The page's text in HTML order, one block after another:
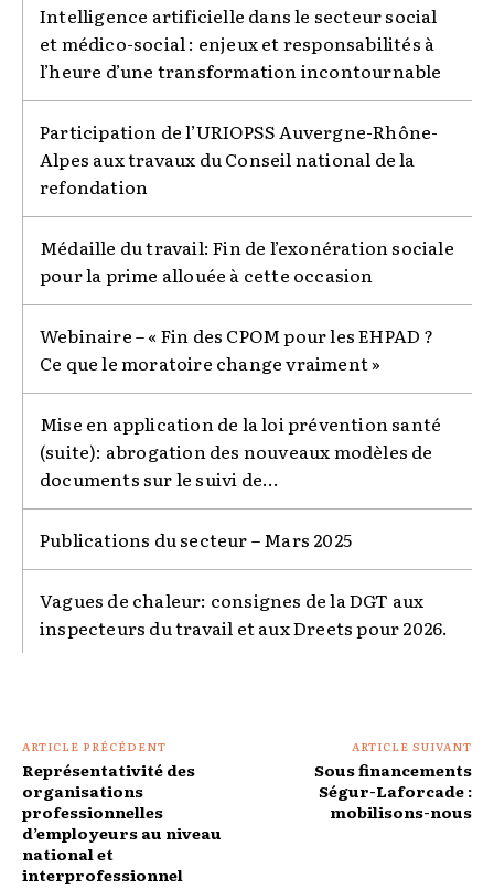
Intelligence artificielle dans le secteur social
et médico-social : enjeux et responsabilités à
l’heure d’une transformation incontournable
Participation de l’URIOPSS Auvergne-Rhône-
Alpes aux travaux du Conseil national de la
refondation
Médaille du travail: Fin de l’exonération sociale
pour la prime allouée à cette occasion
Webinaire – « Fin des CPOM pour les EHPAD ?
Ce que le moratoire change vraiment »
Mise en application de la loi prévention santé
(suite): abrogation des nouveaux modèles de
documents sur le suivi de...
Publications du secteur – Mars 2025
Vagues de chaleur: consignes de la DGT aux
inspecteurs du travail et aux Dreets pour 2026.
ARTICLE PRÉCÉDENT
Représentativité des
organisations
professionnelles
d’employeurs au niveau
national et
interprofessionnel
ARTICLE SUIVANT
Sous financements
Ségur-Laforcade :
mobilisons-nous